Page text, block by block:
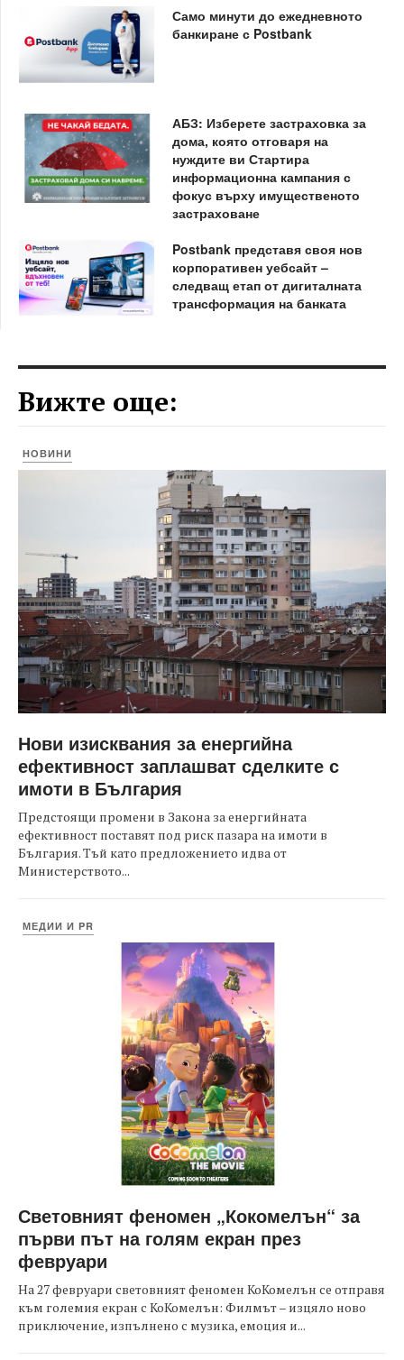
Само минути до ежедневното
банкиране с Postbank
АБЗ: Изберете застраховка за
дома, която отговаря на
нуждите ви Стартира
информационна кампания с
фокус върху имущественото
застраховане
Postbank представя своя нов
корпоративен уебсайт –
следващ етап от дигиталната
трансформация на банката
Вижте още:
НОВИНИ
Нови изисквания за енергийна
ефективност заплашват сделките с
имоти в България
Предстоящи промени в Закона за енергийната
ефективност поставят под риск пазара на имоти в
България. Тъй като предложението идва от
Министерството...
МЕДИИ И PR
Световният феномен „Кокомелън“ за
първи път на голям екран през
февруари
На 27 февруари световният феномен КоКомелън се отправя
към големия екран с КоКомелън: Филмът – изцяло ново
приключение, изпълнено с музика, емоция и...